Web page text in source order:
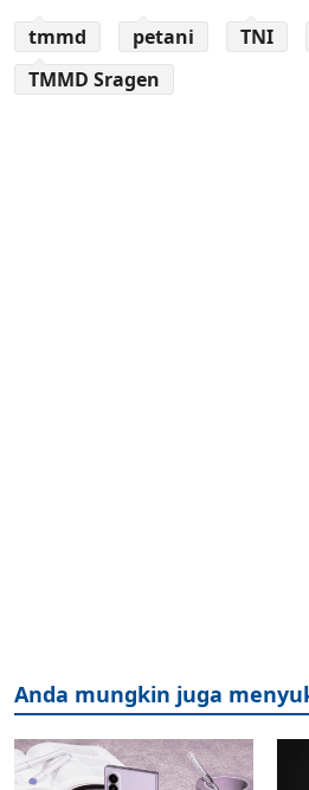
tmmd petani TNI
TMMD Sragen
Anda mungkin juga